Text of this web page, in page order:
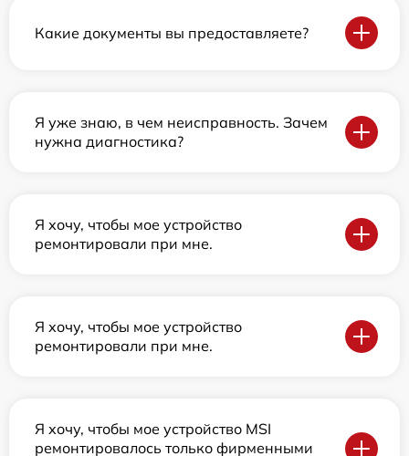
Какие документы вы предоставляете?
Я уже знаю, в чем неисправность. Зачем
нужна диагностика?
Я хочу, чтобы мое устройство
ремонтировали при мне.
Я хочу, чтобы мое устройство
ремонтировали при мне.
Я хочу, чтобы мое устройство MSI
ремонтировалось только фирменными